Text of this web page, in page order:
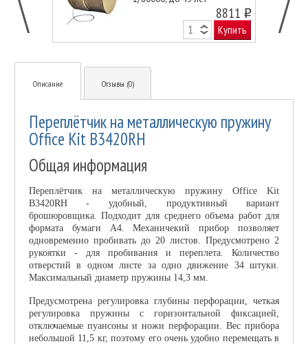
8811 o
Купить
Описание Отзывы (0)
Переплётчик на металлическую пружину
Office Kit B3420RH
Общая информация
Переплётчик на металлическую пружину Office Kit
B3420RH - удобный, продуктивный вариант
брошюровщика. Подходит для среднего объема работ для
формата бумаги А4. Механичекий прибор позволяет
одновременно пробивать до 20 листов. Предусмотрено 2
рукоятки - для пробивания и переплета. Количество
отверстий в одном листе за одно движение 34 штуки.
Максимальный диаметр пружины 14,3 мм.
Предусмотрена регулировка глубины перфорации, четкая
регулировка пружины с горизонтальной фиксацией,
отключаемые пуансоны и ножи перфорации. Вес прибора
небольшой 11,5 кг, поэтому его очень удобно перемещать в